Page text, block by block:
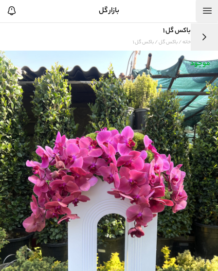
بازار گل
موجود
باکس گل 1
خانه/باکس گل/ باکس گل 1